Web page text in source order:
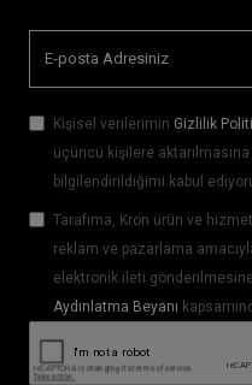
Kişisel verilerimin Gizlilik
üçüncü kişilere
bilgilendirildiğimi kabul
Tarafıma, Kron ürün ve
reklam ve pazarlama
elektronik ileti
Aydınlatma Beyanı